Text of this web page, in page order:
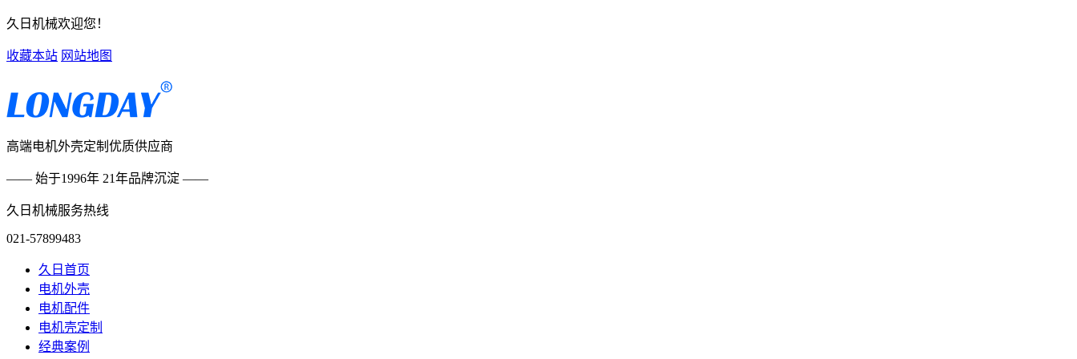
久日机械欢迎您！
收藏本站 网站地图
高端电机外壳定制优质供应商
—— 始于1996年 21年品牌沉淀 ——
久日机械服务热线
021-57899483
久日首页
电机外壳
电机配件
电机壳定制
经典案例